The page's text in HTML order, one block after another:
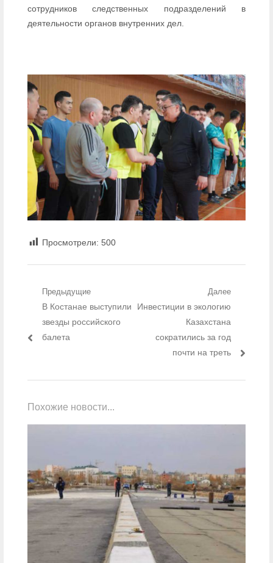
сотрудников следственных подразделений в
деятельности органов внутренних дел.
Просмотрели: 500
Навигация по записям
Предыдущие
Предыдущий пост:
В Костанае выступили
звезды российского
балета
Далее
Следующий пост:
Инвестиции в экологию
Казахстана
сократились за год
почти на треть
Похожие новости...